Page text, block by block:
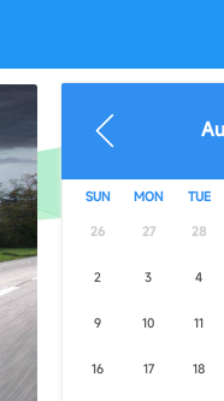
SUN MON TUE
26 27 28
2 3 4
9 10 11
16 17 18